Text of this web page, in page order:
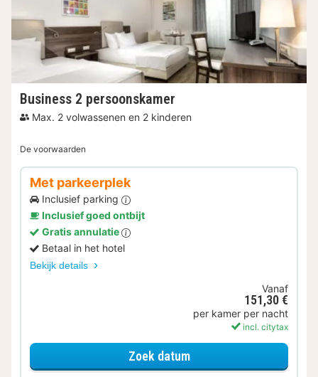
Business 2 persoonskamer
Max. 2 volwassenen en 2 kinderen
De voorwaarden
Met parkeerplek
Inclusief parking
Inclusief goed ontbijt
Gratis annulatie
Betaal in het hotel
Bekijk details
Vanaf
151,30 €
per kamer per nacht
incl. citytax
Zoek datumvoor Met parkeerplek